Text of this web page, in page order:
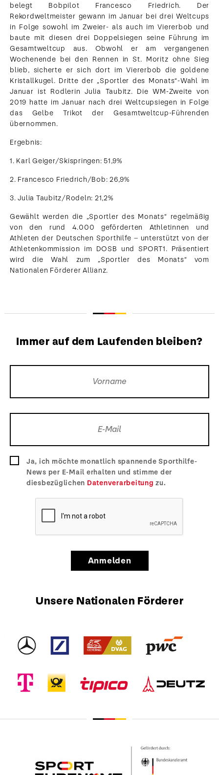
belegt Bobpilot Francesco Friedrich. Der
Rekordweltmeister gewann im Januar bei drei Weltcups
in Folge sowohl im Zweier- als auch im Viererbob und
baute mit diesen drei Doppelsiegen seine Führung im
Gesamtweltcup aus. Obwohl er am vergangenen
Wochenende bei den Rennen in St. Moritz ohne Sieg
blieb, sicherte er sich dort im Viererbob die goldene
Kristallkugel. Dritte der „Sportler des Monats“-Wahl im
Januar ist Rodlerin Julia Taubitz. Die WM-Zweite von
2019 hatte im Januar nach drei Weltcupsiegen in Folge
das Gelbe Trikot der Gesamtweltcup-Führenden
übernommen.
Ergebnis:
1. Karl Geiger/Skispringen: 51,9%
2. Francesco Friedrich/Bob: 26,9%
3. Julia Taubitz/Rodeln: 21,2%
Gewählt werden die „Sportler des Monats“ regelmäßig
von den rund 4.000 geförderten Athletinnen und
Athleten der Deutschen Sporthilfe – unterstützt von der
Athletenkommission im DOSB und SPORT1. Präsentiert
wird die Wahl zum „Sportler des Monats“ vom
Nationalen Förderer Allianz.
Immer auf dem Laufenden bleiben?
Ja, ich möchte monatlich spannende Sporthilfe-
News per E-Mail erhalten und stimme der
diesbezüglichen Datenverarbeitung zu.
Anmelden
Unsere Nationalen Förderer